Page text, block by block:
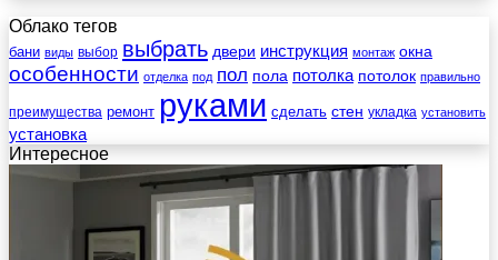
Облако тегов
бани виды выбор выбрать двери инструкция монтаж окна
особенности отделка под пол пола потолка потолок правильно
преимущества ремонт руками сделать стен укладка установить
установка
Интересное